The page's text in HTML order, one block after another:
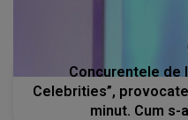
Concurentele de
Celebrities”,
minut. Cum s-